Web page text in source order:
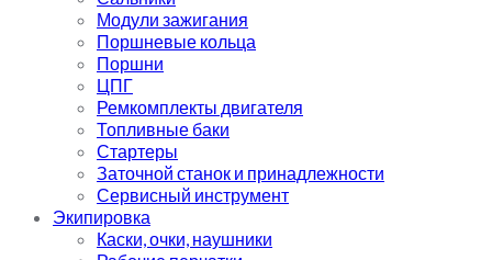
Модули зажигания
Поршневые кольца
Поршни
ЦПГ
Ремкомплекты двигателя
Топливные баки
Стартеры
Заточной станок и принадлежности
Сервисный инструмент
Экипировка
Каски, очки, наушники